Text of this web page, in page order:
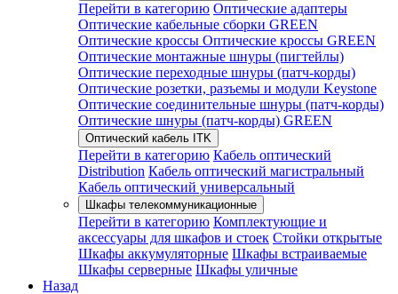
Перейти в категорию Оптические адаптеры
Оптические кабельные сборки GREEN
Оптические кроссы Оптические кроссы GREEN
Оптические монтажные шнуры (пигтейлы)
Оптические переходные шнуры (патч-корды)
Оптические розетки, разъемы и модули Keystone
Оптические соединительные шнуры (патч-корды)
Оптические шнуры (патч-корды) GREEN
Оптический кабель ITK
Перейти в категорию Кабель оптический
Distribution Кабель оптический магистральный
Кабель оптический универсальный
Шкафы телекоммуникационные
Перейти в категорию Комплектующие и
аксессуары для шкафов и стоек Стойки открытые
Шкафы аккумуляторные Шкафы встраиваемые
Шкафы серверные Шкафы уличные
Назад